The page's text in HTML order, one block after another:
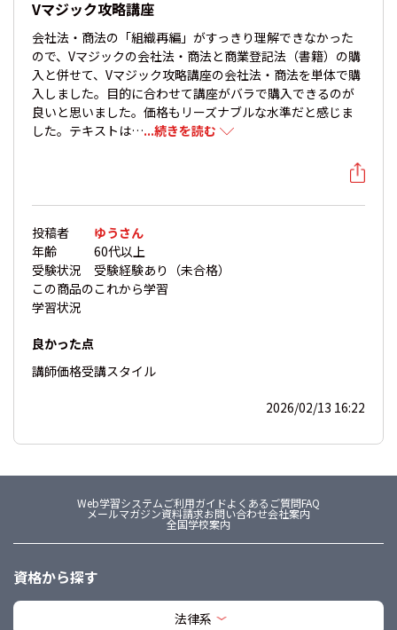
Vマジック攻略講座
会社法・商法の「組織再編」がすっきり理解できなかった
ので、Vマジックの会社法・商法と商業登記法（書籍）の購
入と併せて、Vマジック攻略講座の会社法・商法を単体で購
入しました。目的に合わせて講座がバラで購入できるのが
良いと思いました。価格もリーズナブルな水準だと感じま
した。テキストは…...続きを読む
投稿者
ゆうさん
年齢
60代以上
受験状況
受験経験あり（未合格）
この商品の
学習状況
これから学習
良かった点
講師価格受講スタイル
2026/02/13 16:22
Web学習システムご利用ガイドよくあるご質問FAQ
メールマガジン資料請求お問い合わせ会社案内
全国学校案内
資格から探す
法律系